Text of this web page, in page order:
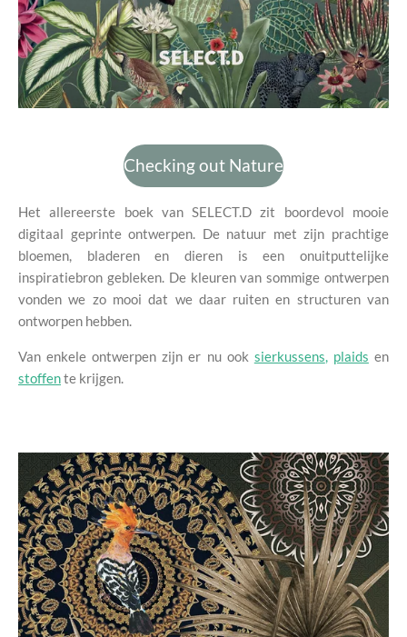
Checking out Nature
Het allereerste boek van SELECT.D zit boordevol mooie
digitaal geprinte ontwerpen. De natuur met zijn prachtige
bloemen, bladeren en dieren is een onuitputtelijke
inspiratiebron gebleken. De kleuren van sommige ontwerpen
vonden we zo mooi dat we daar ruiten en structuren van
ontworpen hebben.
Van enkele ontwerpen zijn er nu ook sierkussens, plaids en
stoffente krijgen.